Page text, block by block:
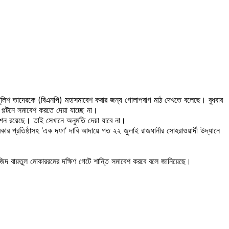
তাদেরকে (বিএনপি) মহাসমাবেশ করার জন্য গোলাপবাগ মাঠ দেখতে বলেছে। বুধবার
সমাবেশ করতে দেয়া যাচ্ছে না।
রয়েছে। তাই সেখানে অনুমতি দেয়া যাবে না।
প্রতিষ্ঠাসহ ‘এক দফা’ দাবি আদায়ে গত ২২ জুলাই রাজধানীর সোহরাওয়ার্দী উদ্যানে
বায়তুল মোকাররমের দক্ষিণ গেটে শান্তি সমাবেশ করবে বলে জানিয়েছে।